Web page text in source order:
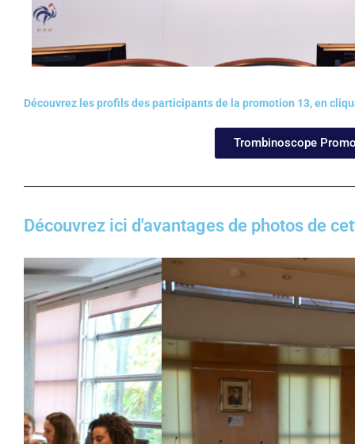
Découvrez les profils des participants de la promotion 13, en
Trombinoscope
Découvrez ici d'avantages de photos de